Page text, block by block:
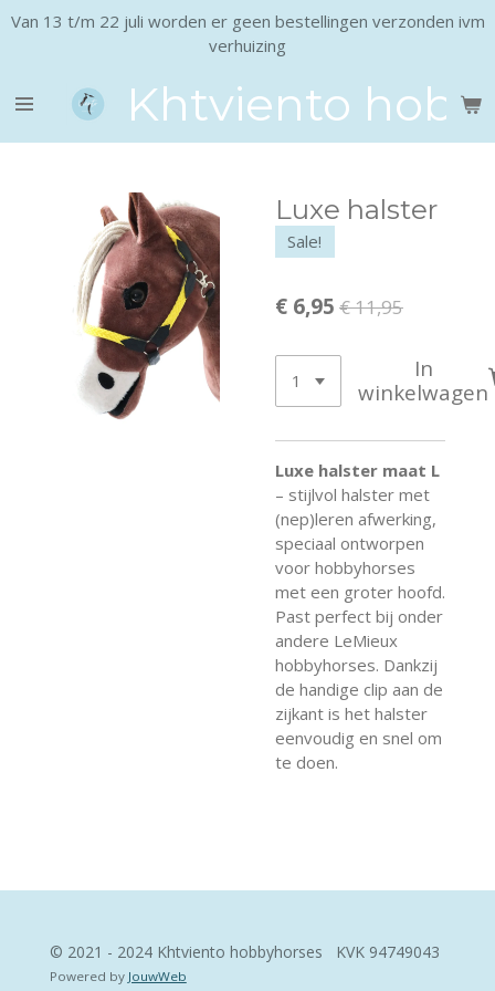
Ga
de
hoofdinhoud
Khtviento
Van 13 t/m 22 juli worden er geen bestellingen verzonden ivm
verhuizing
Luxe halster
Sale!
€ 6,95 € 11,95
In
winkelwagen
Luxe halster maat L
– stijlvol halster met
(nep)leren afwerking,
speciaal ontworpen
voor hobbyhorses
met een groter hoofd.
Past perfect bij onder
andere LeMieux
hobbyhorses. Dankzij
de handige clip aan de
zijkant is het halster
eenvoudig en snel om
te doen.
© 2021 - 2024 Khtviento hobbyhorses KVK 94749043
Powered by JouwWeb